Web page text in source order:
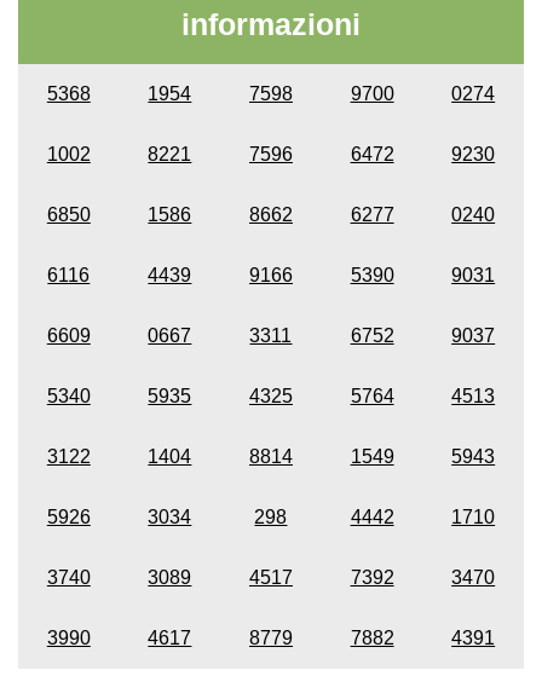
informazioni
5368 1954 7598 9700 0274
1002 8221 7596 6472 9230
6850 1586 8662 6277 0240
6116 4439 9166 5390 9031
6609 0667 3311 6752 9037
5340 5935 4325 5764 4513
3122 1404 8814 1549 5943
5926 3034 298 4442 1710
3740 3089 4517 7392 3470
3990 4617 8779 7882 4391